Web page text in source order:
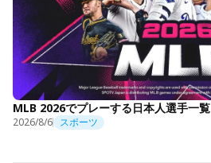
MLB 2026でプレーする日本人選手一覧
2026/8/6 スポーツ